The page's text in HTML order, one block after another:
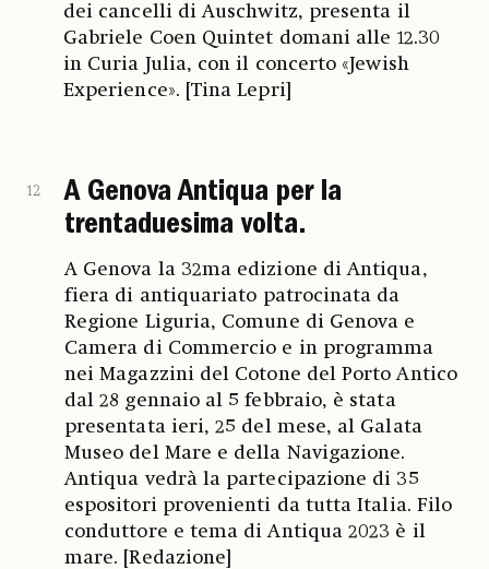
dei cancelli di Auschwitz, presenta il
Gabriele Coen Quintet domani alle 12.30
in Curia Julia, con il concerto «Jewish
Experience». [Tina Lepri]
12
A Genova Antiqua per la
trentaduesima volta.
A Genova la 32ma edizione di Antiqua,
fiera di antiquariato patrocinata da
Regione Liguria, Comune di Genova e
Camera di Commercio e in programma
nei Magazzini del Cotone del Porto Antico
dal 28 gennaio al 5 febbraio, è stata
presentata ieri, 25 del mese, al Galata
Museo del Mare e della Navigazione.
Antiqua vedrà la partecipazione di 35
espositori provenienti da tutta Italia. Filo
conduttore e tema di Antiqua 2023 è il
mare. [Redazione]